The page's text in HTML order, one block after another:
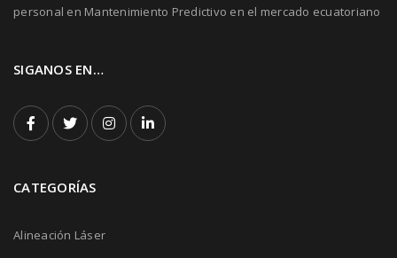
personal en Mantenimiento Predictivo en el mercado ecuatoriano
SIGANOS EN…
CATEGORÍAS
Alineación Láser